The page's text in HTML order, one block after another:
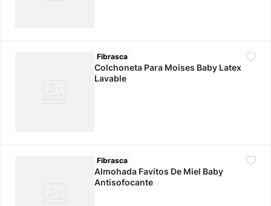
Fibrasca
Colchoneta Para Moises Baby Latex
Lavable
Fibrasca
Almohada Favitos De Miel Baby
Antisofocante